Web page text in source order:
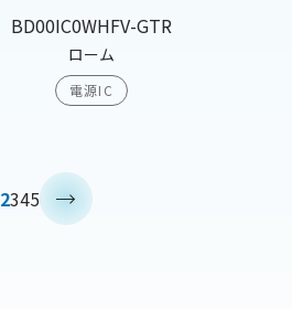
BD00IC0WHFV-GTR
ローム
電源IC
2345